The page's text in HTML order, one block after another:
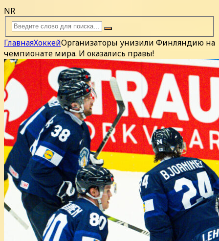
NR
ГлавнаяХоккейОрганизаторы унизили Финляндию на
чемпионате мира. И оказались правы!